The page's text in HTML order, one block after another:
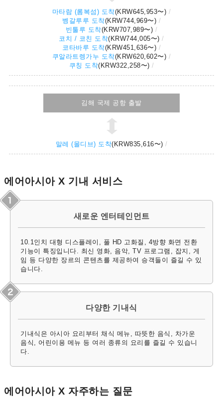
마타람 (롬복섬) 도착(KRW645,953〜)
벵갈루루 도착(KRW744,969〜)
빈툴루 도착(KRW707,989〜)
코치 / 코친 도착( KRW744,005〜)
코타바루 도착(KRW451,636〜)
쿠알라트렝가누 도착(KRW620,602〜)
쿠칭 도착( KRW322,258〜)
김해 국제 공항 출발
말레 (몰디브) 도착( KRW835,616〜)
에어아시아 X 기내 서비스
새로운 엔터테인먼트
10.1인치 대형 디스플레이, 풀 HD 고화질, 4방향 화면 전환
기능이 특징입니다. 최신 영화, 음악, TV 프로그램, 잡지, 게
임 등 다양한 장르의 콘텐츠를 제공하여 승객들이 즐길 수 있
습니다.
다양한 기내식
기내식은 아시아 요리부터 채식 메뉴, 따뜻한 음식, 차가운
음식, 어린이용 메뉴 등 여러 종류의 요리를 즐길 수 있습니
다.
에어아시아 X 자주하는 질문